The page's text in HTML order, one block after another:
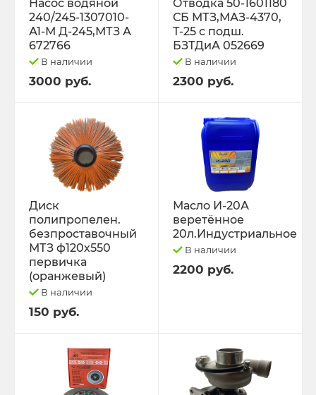
Насос водяной
240/245-1307010-
А1-М Д-245,МТЗ А
672766
В наличии
3000 руб.
Отводка 50-1601180
СБ МТЗ,МАЗ-4370,
Т-25 с подш.
БЗТДиА 052669
В наличии
2300 руб.
Диск
полипропелен.
безпроставочный
МТЗ ф120х550
первичка
(оранжевый)
В наличии
150 руб.
Масло И-20А
веретённое
20л.Индустриальное
В наличии
2200 руб.
ЭО-3323, ЭО-2621 ПЭА-1 ТО-49,702,
ЕК-12,14, ДЭК-251